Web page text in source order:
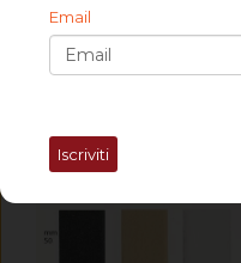
Imbottitura su misura per
Email
Iscriviti